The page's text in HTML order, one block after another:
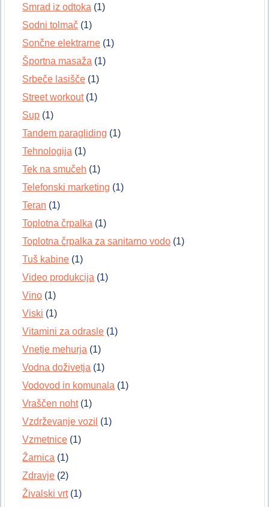
Smrad iz odtoka (1)
Sodni tolmač (1)
Sončne elektrarne (1)
Športna masaža (1)
Srbeče lasišče (1)
Street workout(1)
Sup (1)
Tandem paragliding (1)
Tehnologija (1)
Tek na smučeh (1)
Telefonski marketing (1)
Teran (1)
Toplotna črpalka (1)
Toplotna črpalka za sanitarno vodo (1)
Tuš kabine (1)
Video produkcija (1)
Vino (1)
Viski (1)
Vitamini za odrasle (1)
Vnetje mehurja (1)
Vodna doživetja (1)
Vodovod in komunala (1)
Vraščen noht(1)
Vzdrževanje vozil (1)
Vzmetnice (1)
Žarnica (1)
Zdravje (2)
Živalski vrt(1)